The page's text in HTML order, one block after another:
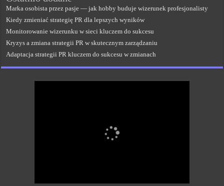
Marka osobista przez pasje — jak hobby buduje wizerunek profesjonalisty
Kiedy zmieniać strategię PR dla lepszych wyników
Monitorowanie wizerunku w sieci kluczem do sukcesu
Kryzys a zmiana strategii PR w skutecznym zarządzaniu
Adaptacja strategii PR kluczem do sukcesu w zmianach